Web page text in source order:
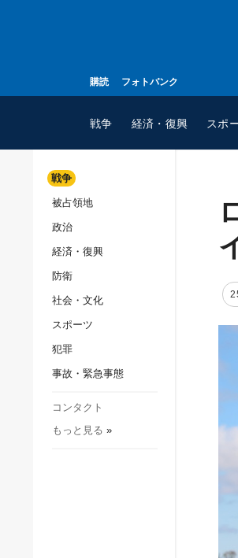
購読 フォトバンク
戦争 経済・復興 スポ
スポーツ
戦争
被占領地
政治
経済・復興
防衛
社会・文化
スポーツ
犯罪
事故・緊急事態
コンタクト
もっと見る »